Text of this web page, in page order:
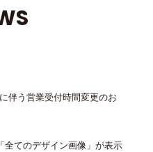
伴う営業受付時間変更のお
全てのデザイン画像」が表示